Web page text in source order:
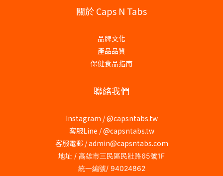
關於 Caps N Tabs
品牌文化
產品品質
保健食品指南
聯絡我們
Instagram /@capsntabs.tw
客服Line / @capsntabs.tw
客服電郵 / admin@capsntabs.com
地址 / 高雄市三民區民壯路65號1F
統一編號/ 94024862